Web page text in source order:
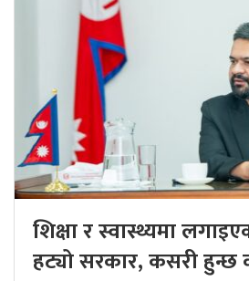
शिक्षा र स्वास्थ्यमा
हट्यो सरकार, कसरी हुन्छ